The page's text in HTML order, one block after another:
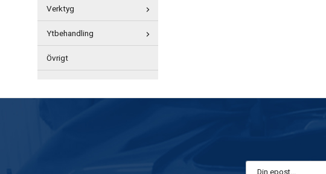
Verktyg
Ytbehandling
Övrigt